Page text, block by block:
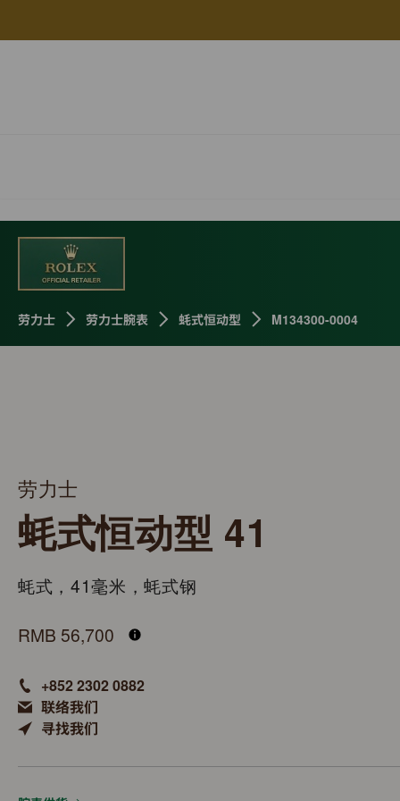
劳力士 劳力士腕表 蚝式恒动型 M134300-0004
劳力士
蚝式恒动型 41
蚝式，41毫米，蚝式钢
RMB 56,700
+852 2302 0882
联络我们
寻找我们